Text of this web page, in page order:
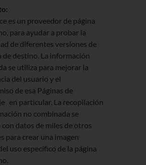
:
es un proveedor de página
para ayudar a probar la
de diferentes versiones de
de destino. La información
se utiliza para mejorar la
del usuario y el
de esa Páginas de
en particular. La recopilación
no combinada se
datos de miles de otros
para crear una imagen
uso específico de la página